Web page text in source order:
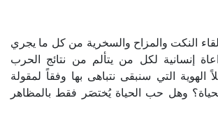
النكت والمزاح والسخرية من كل ما يجري
إنسانية لكل من يتألم من نتائج الحرب
الهوية التي سنبقى نتباهى بها وفقاً لمقولة
وهل حب الحياة يُختصَر فقط بالمظاهر